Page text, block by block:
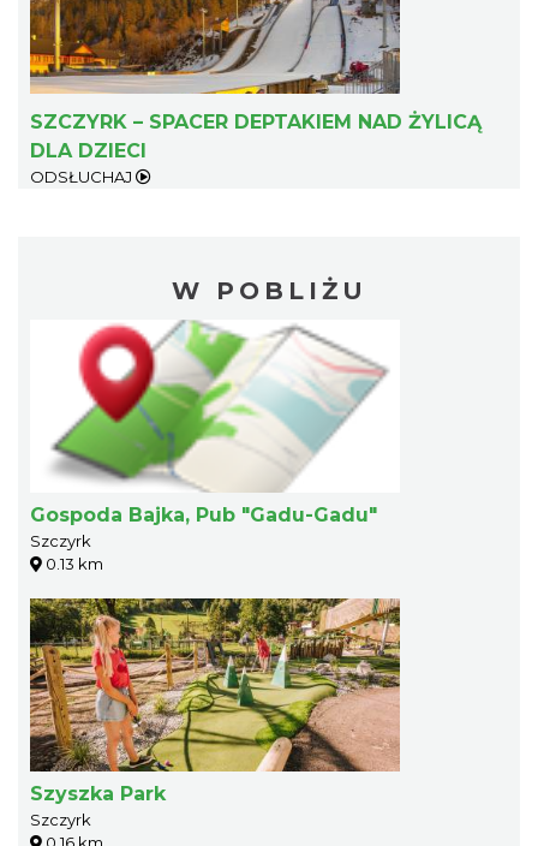
SZCZYRK – SPACER DEPTAKIEM NAD ŻYLICĄ
DLA DZIECI
ODSŁUCHAJ
W POBLIŻU
Gospoda Bajka, Pub "Gadu-Gadu"
Szczyrk
0.13 km
Szyszka Park
Szczyrk
0.16 km